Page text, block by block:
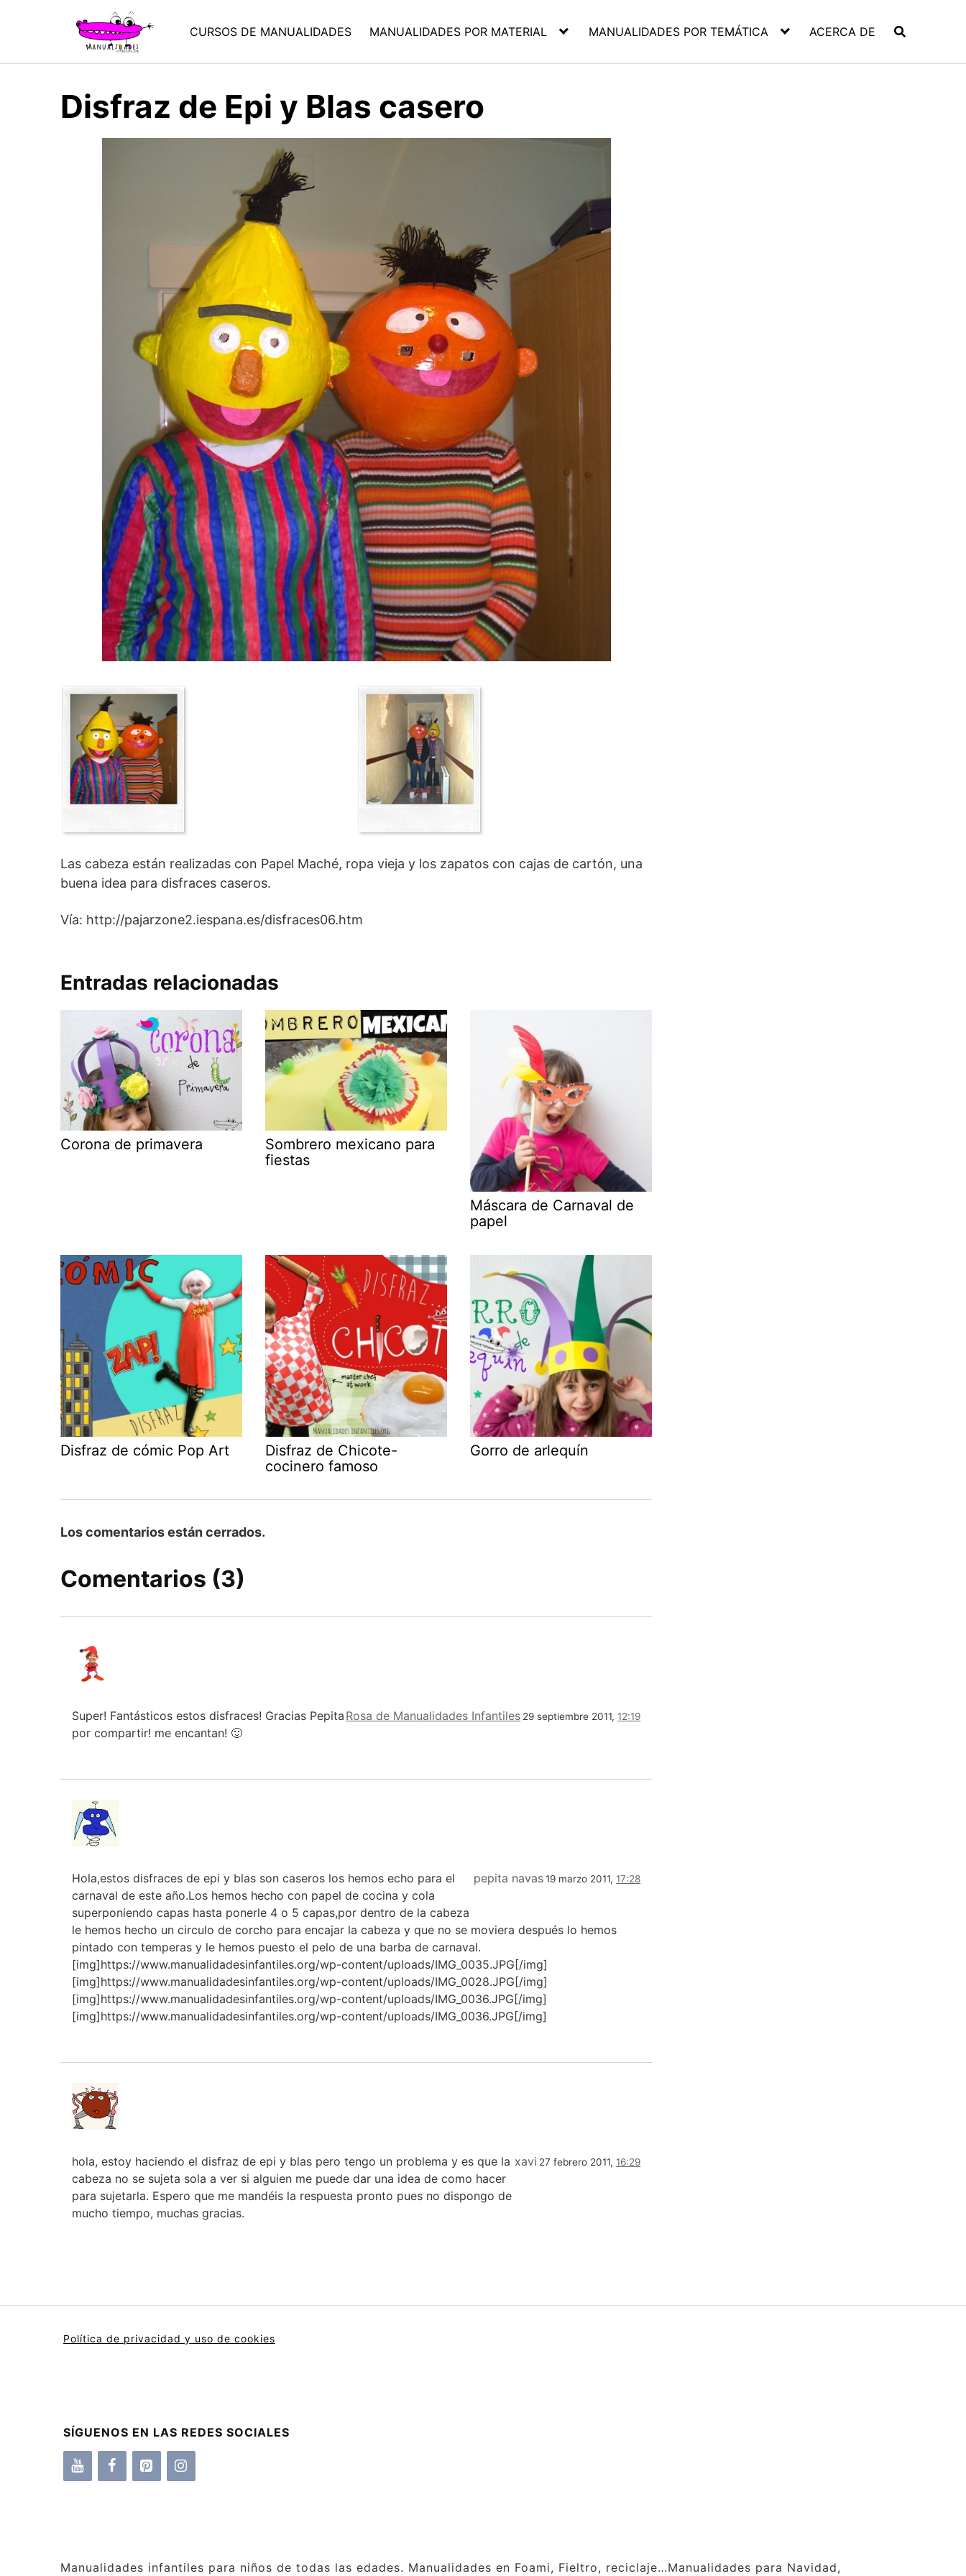
CURSOS DE MANUALIDADES MANUALIDADES POR MATERIAL MANUALIDADES POR TEMÁTICA ACERCA DE
Disfraz de Epi y Blas casero
Las cabeza están realizadas con Papel Maché, ropa vieja y los zapatos con cajas de cartón, una
buena idea para disfraces caseros.
Vía: http://pajarzone2.iespana.es/disfraces06.htm
Entradas relacionadas
Corona de primavera
Sombrero mexicano para
fiestas
Máscara de Carnaval de
papel
Disfraz de cómic Pop Art
Disfraz de Chicote-
cocinero famoso
Gorro de arlequín
Los comentarios están cerrados.
Comentarios (3)
Rosa de Manualidades Infantiles 29 septiembre 2011,12:19
Super! Fantásticos estos disfraces! Gracias Pepita
por compartir! me encantan! 🙂
pepita navas19 marzo 2011,17:28
Hola,estos disfraces de epi y blas son caseros los hemos echo para el
carnaval de este año.Los hemos hecho con papel de cocina y cola
superponiendo capas hasta ponerle 4 o 5 capas,por dentro de la cabeza
le hemos hecho un circulo de corcho para encajar la cabeza y que no se moviera después lo hemos
pintado con temperas y le hemos puesto el pelo de una barba de carnaval.
[img]https://www.manualidadesinfantiles.org/wp-content/uploads/IMG_0035.JPG[/img]
[img]https://www.manualidadesinfantiles.org/wp-content/uploads/IMG_0028.JPG[/img]
[img]https://www.manualidadesinfantiles.org/wp-content/uploads/IMG_0036.JPG[/img]
[img]https://www.manualidadesinfantiles.org/wp-content/uploads/IMG_0036.JPG[/img]
xavi 27 febrero 2011,16:29
hola, estoy haciendo el disfraz de epi y blas pero tengo un problema y es que la
cabeza no se sujeta sola a ver si alguien me puede dar una idea de como hacer
para sujetarla. Espero que me mandéis la respuesta pronto pues no dispongo de
mucho tiempo, muchas gracias.
Política de privacidad y uso de cookies
SÍGUENOS EN LAS REDES SOCIALES
Manualidades infantiles para niños de todas las edades. Manualidades en Foami, Fieltro, reciclaje…Manualidades para Navidad,